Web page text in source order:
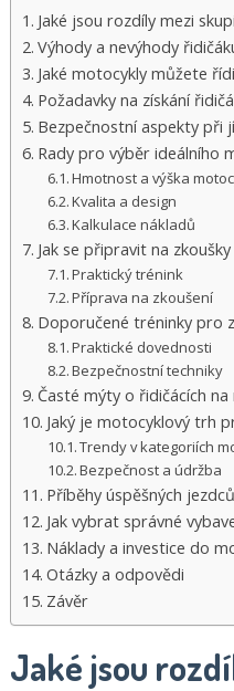
Jaké jsou rozdíly mezi
Výhody a nevýhody
Jaké motocykly můžete
Požadavky na získání
Bezpečnostní aspekty při
Rady pro výběr ideálního
Hmotnost a výška
Kvalita a design
Kalkulace nákladů
Jak se připravit na
Praktický trénink
Příprava na zkoušení
Doporučené tréninky pro
Praktické dovednosti
Bezpečnostní techniky
Časté mýty o řidičácích
Jaký je motocyklový trh
Trendy v kategoriích
Bezpečnost a údržba
Příběhy úspěšných
Jak vybrat správné
Náklady a investice do
Otázky a odpovědi
Závěr
Jaké jsou